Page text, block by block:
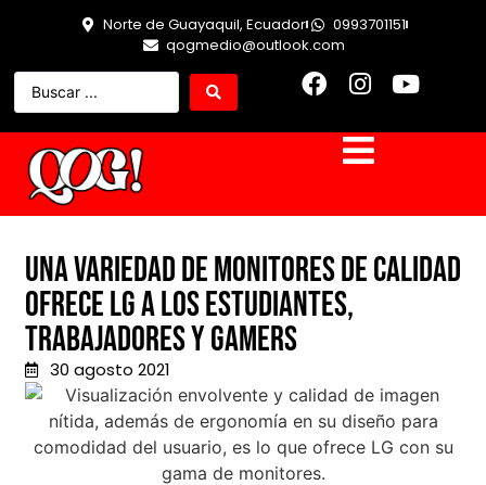
Norte de Guayaquil, Ecuador
0993701151
qogmedio@outlook.com
Una variedad de monitores de calidad
ofrece LG a los estudiantes,
trabajadores y gamers
30 agosto 2021